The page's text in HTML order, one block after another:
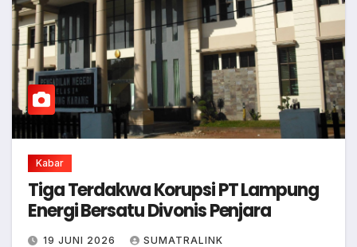
Kabar
Tiga Terdakwa Korupsi PT Lampung
Energi Bersatu Divonis Penjara
19 JUNI 2026 SUMATRALINK